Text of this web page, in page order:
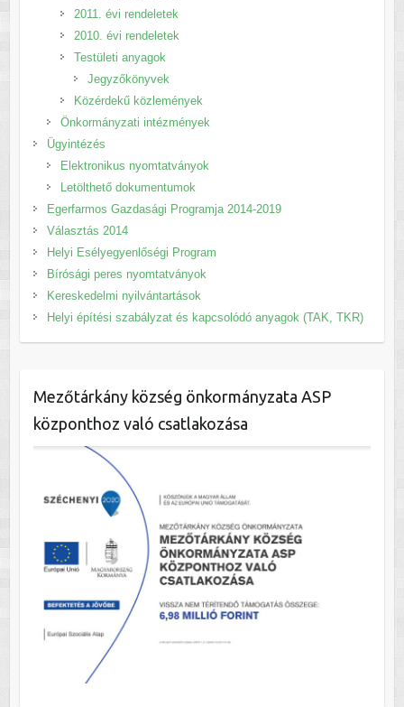
2011. évi rendeletek
2010. évi rendeletek
Testületi anyagok
Jegyzőkönyvek
Közérdekű közlemények
Önkormányzati intézmények
Ügyintézés
Elektronikus nyomtatványok
Letölthető dokumentumok
Egerfarmos Gazdasági Programja 2014-2019
Választás 2014
Helyi Esélyegyenlőségi Program
Bírósági peres nyomtatványok
Kereskedelmi nyilvántartások
Helyi építési szabályzat és kapcsolódó anyagok (TAK, TKR)
Mezőtárkány község önkormányzata ASP
központhoz való csatlakozása